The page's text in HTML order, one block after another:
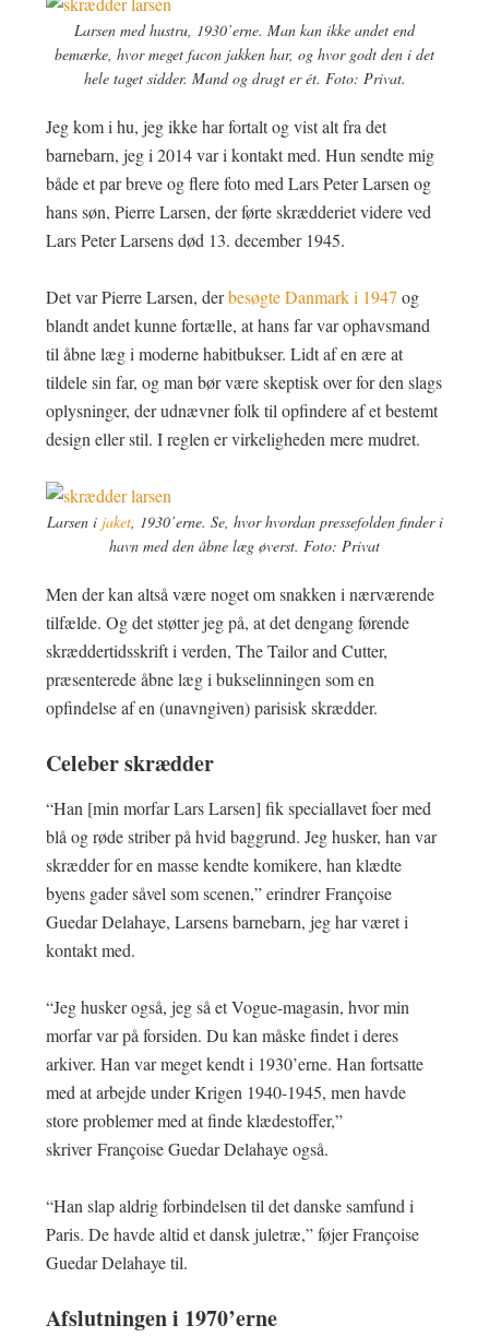
Larsen med hustru, 1930’erne. Man kan ikke andet end
bemærke, hvor meget facon jakken har, og hvor godt den i det
hele taget sidder. Mand og dragt er ét. Foto: Privat.
Jeg kom i hu, jeg ikke har fortalt og vist alt fra det
barnebarn, jeg i 2014 var i kontakt med. Hun sendte mig
både et par breve og flere foto med Lars Peter Larsen og
hans søn, Pierre Larsen, der førte skrædderiet videre ved
Lars Peter Larsens død 13. december 1945.
Det var Pierre Larsen, derbesøgte Danmark i 1947 og
blandt andet kunne fortælle, at hans far var ophavsmand
til åbne læg i moderne habitbukser. Lidt af en ære at
tildele sin far, og man bør være skeptisk over for den slags
oplysninger, der udnævner folk til opfindere af et bestemt
design eller stil. I reglen er virkeligheden mere mudret.
Larsen i jaket, 1930’erne. Se, hvor hvordan pressefolden finder i
havn med den åbne læg øverst. Foto: Privat
Men der kan altså være noget om snakken i nærværende
tilfælde. Og det støtter jeg på, at det dengang førende
skræddertidsskrift i verden, The Tailor and Cutter,
præsenterede åbne læg i bukselinningen som en
opfindelse af en (unavngiven) parisisk skrædder.
Celeber skrædder
“Han [min morfar Lars Larsen] fik speciallavet foer med
blå og røde striber på hvid baggrund. Jeg husker, han var
skrædder for en masse kendte komikere, han klædte
byens gader såvel som scenen,” erindrer Françoise
Guedar Delahaye, Larsens barnebarn, jeg har været i
kontakt med.
“Jeg husker også, jeg så et Vogue-magasin, hvor min
morfar var på forsiden. Du kan måske findet i deres
arkiver. Han var meget kendt i 1930’erne. Han fortsatte
med at arbejde under Krigen 1940-1945, men havde
store problemer med at finde klædestoffer,”
skriver Françoise Guedar Delahaye også.
“Han slap aldrig forbindelsen til det danske samfund i
Paris. De havde altid et dansk juletræ,” føjer Françoise
Guedar Delahaye til.
Afslutningen i 1970’erne